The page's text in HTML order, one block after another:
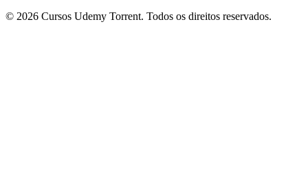
© 2026 Cursos Udemy Torrent. Todos os direitos reservados.